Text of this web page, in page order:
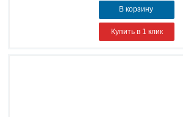
В корзину
Купить в 1 клик